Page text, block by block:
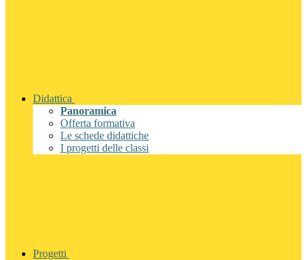
Didattica
Panoramica
Offerta formativa
Le schede didattiche
I progetti delle classi
Progetti